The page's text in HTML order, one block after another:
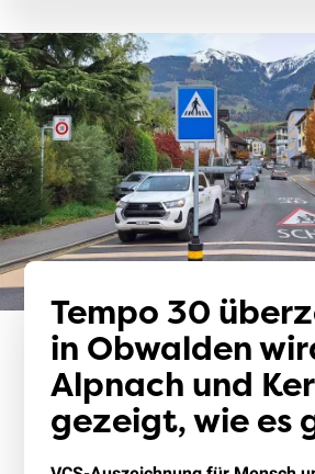
Tempo 30
in Obwalden
Alpnach und
gezeigt, wie es